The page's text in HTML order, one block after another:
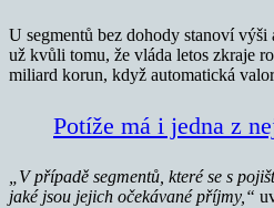
U segmentů bez dohody stanoví
už kvůli tomu, že vláda letos zkraje
miliard korun, když automatická
Potíže má i jedna z
„V případě segmentů, které se s
jaké jsou jejich očekávané příjmy,“